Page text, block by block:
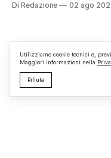
struttura adibita a
Di Redazione 02 ago
Utilizziamo cookie tecnici e,
Maggiori informazioni nella
Rifiuta